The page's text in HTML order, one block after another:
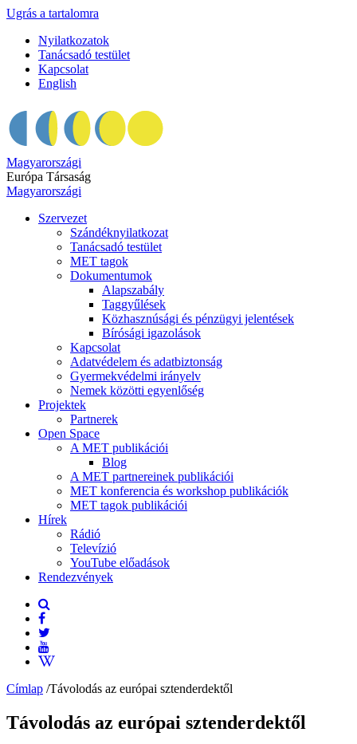
Ugrás a tartalomra
Nyilatkozatok
Tanácsadó testület
Kapcsolat
English
Magyarországi
Európa Társaság
Magyarországi
Szervezet
Szándéknyilatkozat
Tanácsadó testület
MET tagok
Dokumentumok
Alapszabály
Taggyűlések
Közhasznúsági és pénzügyi jelentések
Bírósági igazolások
Kapcsolat
Adatvédelem és adatbiztonság
Gyermekvédelmi irányelv
Nemek közötti egyenlőség
Projektek
Partnerek
Open Space
A MET publikációi
Blog
A MET partnereinek publikációi
MET konferencia és workshop publikációk
MET tagok publikációi
Hírek
Rádió
Televízió
YouTube előadások
Rendezvények
Címlap /Távolodás az európai sztenderdektől
Távolodás az európai sztenderdektől